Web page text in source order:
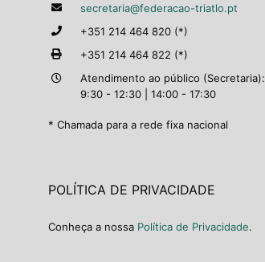
secretaria@federacao-triatlo.pt
+351 214 464 820 (*)
+351 214 464 822 (*)
Atendimento ao público (Secretaria):
9:30 - 12:30 | 14:00 - 17:30
* Chamada para a rede fixa nacional
POLÍTICA DE PRIVACIDADE
Conheça a nossa Política de Privacidade.